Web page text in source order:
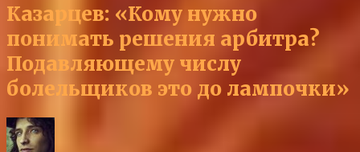
Казарцев: «Кому нужно
понимать решения арбитра?
Подавляющему числу
болельщиков это до лампочки»